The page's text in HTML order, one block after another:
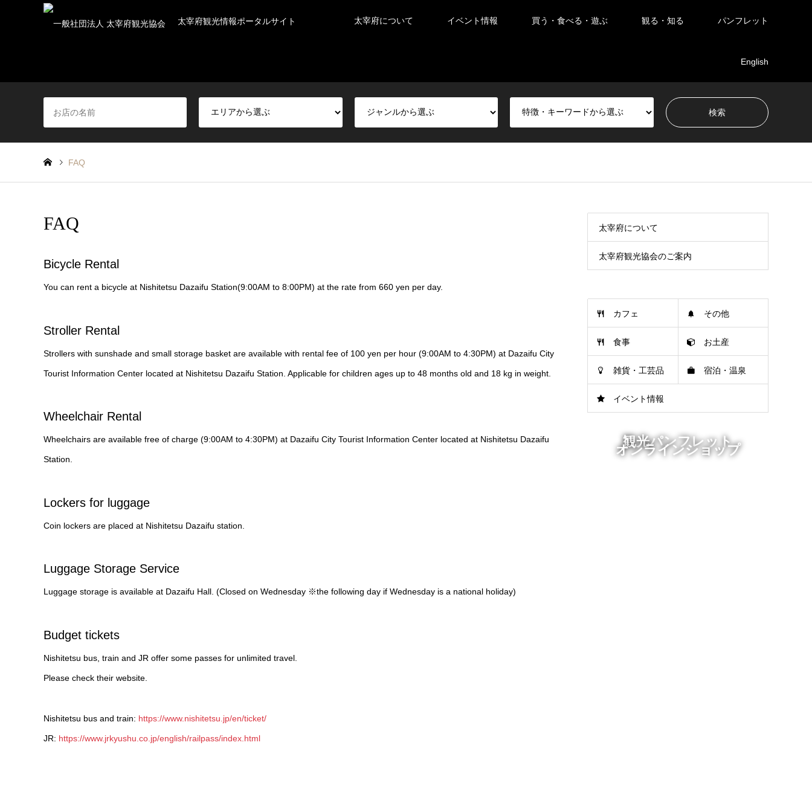
太宰府観光情報ポータルサイト 太宰府について イベント情報 買う・食べる・遊ぶ 観る・知る パンフレット
English
FAQ
FAQ
Bicycle Rental
You can rent a bicycle at Nishitetsu Dazaifu Station(9:00AM to 8:00PM) at the rate from 660 yen per day.
Stroller Rental
Strollers with sunshade and small storage basket are available with rental fee of 100 yen per hour (9:00AM to 4:30PM) at Dazaifu City
Tourist Information Center located at Nishitetsu Dazaifu Station. Applicable for children ages up to 48 months old and 18 kg in weight.
Wheelchair Rental
Wheelchairs are available free of charge (9:00AM to 4:30PM) at Dazaifu City Tourist Information Center located at Nishitetsu Dazaifu
Station.
Lockers for luggage
Coin lockers are placed at Nishitetsu Dazaifu station.
Luggage Storage Service
Luggage storage is available at Dazaifu Hall. (Closed on Wednesday ※the following day if Wednesday is a national holiday)
Budget tickets
Nishitetsu bus, train and JR offer some passes for unlimited travel.
Please check their website.
Nishitetsu bus and train: https://www.nishitetsu.jp/en/ticket/
JR: https://www.jrkyushu.co.jp/english/railpass/index.html
太宰府について
太宰府観光協会のご案内
カフェ その他
食事 お土産
雑貨・工芸品 宿泊・温泉
イベント情報
観光パンフレット
オンラインショップ